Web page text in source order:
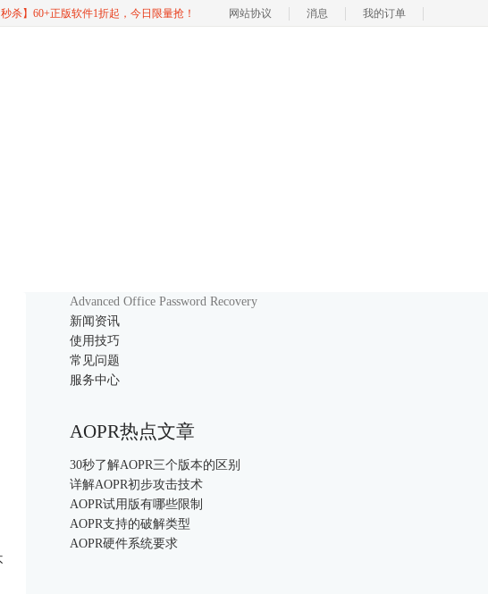
秒杀】60+正版软件1折起，今日限量抢！ 网站协议 消息 我的订单
Advanced Office Password Recovery
新闻资讯
使用技巧
常见问题
服务中心
AOPR热点文章
30秒了解AOPR三个版本的区别
详解AOPR初步攻击技术
AOPR试用版有哪些限制
AOPR支持的破解类型
AOPR硬件系统要求